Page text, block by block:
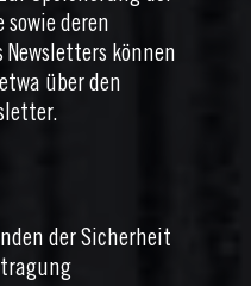
sowie deren
Newsletters können
über den
der Sicherheit